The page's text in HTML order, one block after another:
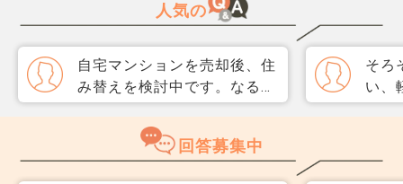
人気の
自宅マンションを売却後、住
み替えを検討中です。なるべ
く3か月以内に売却をしたい
のですが、一般媒介と専任媒
介で迷っています。 窓口は
そろ
い、
取り
回答募集中